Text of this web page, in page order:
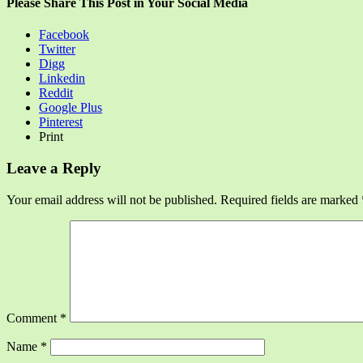
Please Share This Post in Your Social Media
Facebook
Twitter
Digg
Linkedin
Reddit
Google Plus
Pinterest
Print
Leave a Reply
Your email address will not be published. Required fields are marked
Comment *
Name *